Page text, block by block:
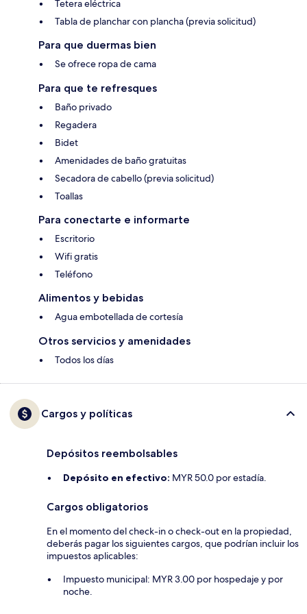
Tetera eléctrica
Tabla de planchar con plancha (previa solicitud)
Para que duermas bien
Se ofrece ropa de cama
Para que te refresques
Baño privado
Regadera
Bidet
Amenidades de baño gratuitas
Secadora de cabello (previa solicitud)
Toallas
Para conectarte e informarte
Escritorio
Wifi gratis
Teléfono
Alimentos y bebidas
Agua embotellada de cortesía
Otros servicios y amenidades
Todos los días
Cargos y políticas
Depósitos reembolsables
Depósito en efectivo: MYR 50.0 por estadía.
Cargos obligatorios
En el momento del check-in o check-out en la propiedad,
deberás pagar los siguientes cargos, que podrían incluir los
impuestos aplicables:
Impuesto municipal: MYR 3.00 por hospedaje y por
noche.